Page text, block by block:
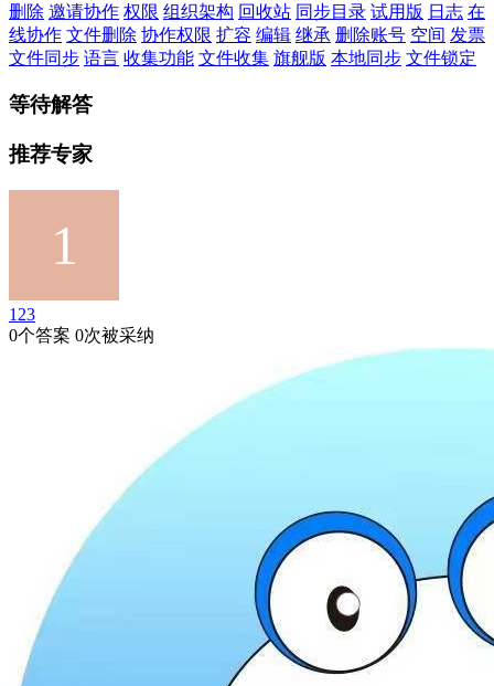
删除 邀请协作 权限 组织架构 回收站 同步目录 试用版 日志 在
线协作 文件删除 协作权限 扩容 编辑 继承 删除账号 空间 发票
文件同步 语言 收集功能 文件收集 旗舰版 本地同步 文件锁定
等待解答
推荐专家
123
0个答案 0次被采纳